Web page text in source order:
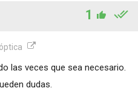
1
las veces que sea necesario.
dudas.